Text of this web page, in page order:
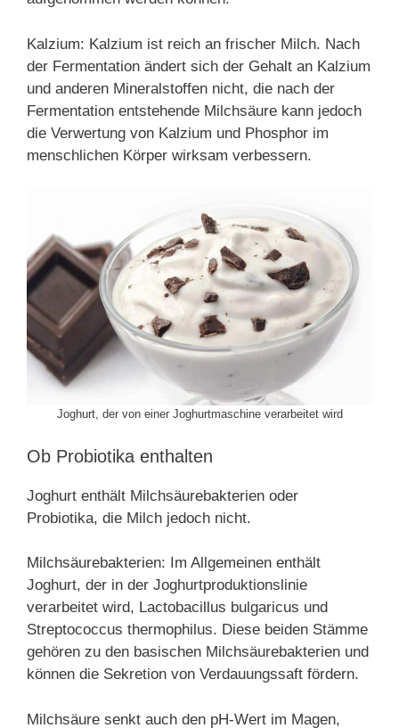
Kalzium: Kalzium ist reich an frischer Milch. Nach
der Fermentation ändert sich der Gehalt an Kalzium
und anderen Mineralstoffen nicht, die nach der
Fermentation entstehende Milchsäure kann jedoch
die Verwertung von Kalzium und Phosphor im
menschlichen Körper wirksam verbessern.
Joghurt, der von einer Joghurtmaschine verarbeitet wird
Ob Probiotika enthalten
Joghurt enthält Milchsäurebakterien oder
Probiotika, die Milch jedoch nicht.
Milchsäurebakterien: Im Allgemeinen enthält
Joghurt, der in der Joghurtproduktionslinie
verarbeitet wird, Lactobacillus bulgaricus und
Streptococcus thermophilus. Diese beiden Stämme
gehören zu den basischen Milchsäurebakterien und
können die Sekretion von Verdauungssaft fördern.
Milchsäure senkt auch den pH-Wert im Magen,